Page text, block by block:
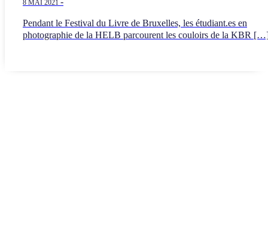
8 MAI 2021
Pendant le Festival du Livre de Bruxelles, les étudiant.es en
photographie de la HELB parcourent les couloirs de la KBR